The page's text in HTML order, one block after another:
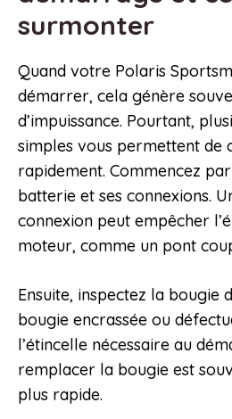
surmonter
Quand votre Polaris
démarrer, cela génère
d’impuissance. Pourtant,
simples vous permettent
rapidement. Commencez
batterie et ses connexions.
connexion peut empêcher
moteur, comme un pont
Ensuite, inspectez la bougie
bougie encrassée ou
l’étincelle nécessaire au
remplacer la bougie est
plus rapide.